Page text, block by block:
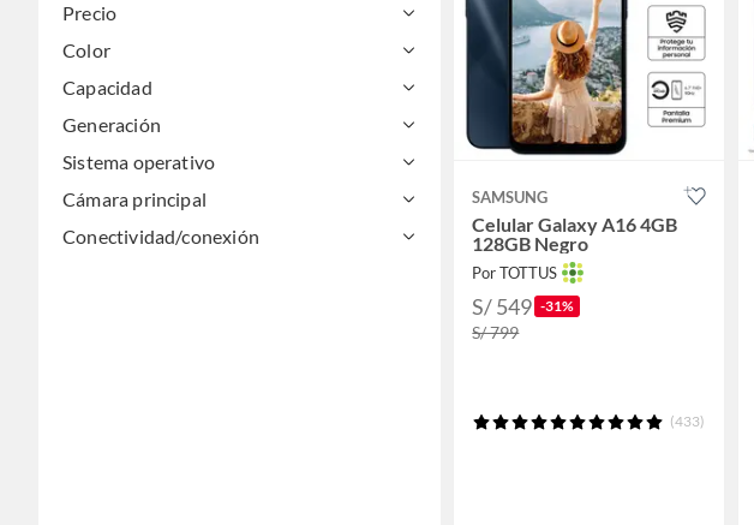
Precio
Color
Capacidad
Generación
Sistema operativo
Cámara principal
Conectividad/conexión
SAMSUNG
Celular Galaxy A16 4GB
128GB Negro
Por TOTTUS
S/ 549 -31%
S/ 799
(433)